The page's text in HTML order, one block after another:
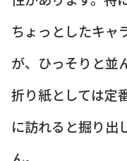
ちょっとしたキャ
が、ひっそりと並
折り紙としては定
に訪れると掘り出